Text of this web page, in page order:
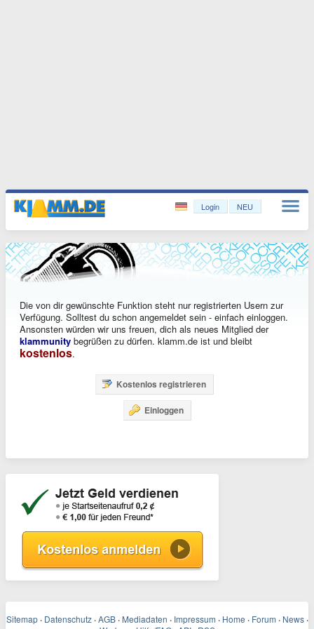
Login NEU
Die von dir gewünschte Funktion steht nur registrierten Usern zur
Verfügung. Solltest du schon angemeldet sein - einfach einloggen.
Ansonsten würden wir uns freuen, dich als neues Mitglied der
klammunity begrüßen zu dürfen. klamm.de ist und bleibt
kostenlos.
Kostenlos registrieren
Einloggen
Sitemap · Datenschutz · AGB · Mediadaten · Impressum · Home · Forum · News ·